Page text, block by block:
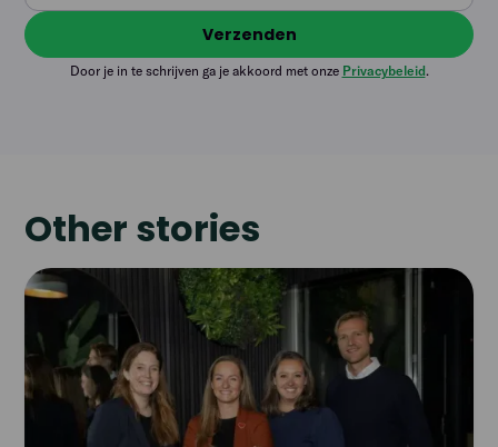
Door je in te schrijven ga je akkoord met onze Privacybeleid.
Other stories
Read
article